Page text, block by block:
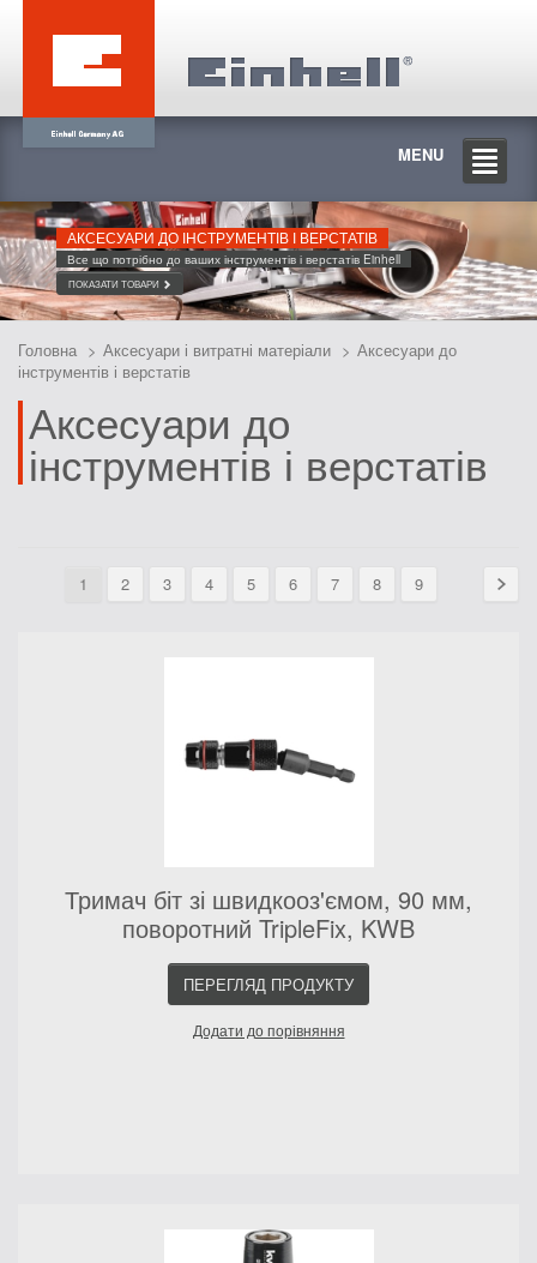
MENU
АКСЕСУАРИ ДО ІНСТРУМЕНТІВ І ВЕРСТАТІВ
Все що потрібно до ваших інструментів і верстатів Einhell
ПОКАЗАТИ ТОВАРИ
Головна Аксесуари і витратні матеріали
Аксесуари до
інструментів і верстатів
Аксесуари до
інструментів і верстатів
1 2 3 4 5 6 7 8 9
Тримач біт зі швидкооз'ємом, 90 мм,
поворотний TripleFix, KWB
ПЕРЕГЛЯД ПРОДУКТУ
Додати до порівняння